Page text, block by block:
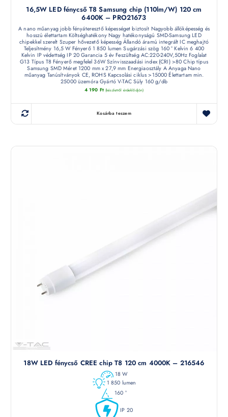
16,5W LED fénycső T8 Samsung chip (110lm/W) 120 cm
6400K – PRO21673
A nano műanyag jobb fényáteresztő képességet biztosít Nagyobb állóképesség és
hosszú élettartam Költséghatékony Nagy hatékonyságú SMD-Samsung LED
chipekkel szerelt Szuper hővezető képesség Állandó áramú integrált IC meghajtó
Teljesítmény 16,5 W Fényerő 1 850 lumen Sugárzási szög 160 ° Kelvin 6 400
Kelvin IP védettség IP 20 Garancia 5 év Feszültség AC:220-240V,50Hz Foglalat
G13 Típus T8 Fényerő megfelel 36W Színvisszaadási index (CRI) >80 Chip típus
Samsung SMD Méret 1200 mm x 27,9 mm Energiaosztály A Anyaga Nano
műanyag Tanúsítványok CE, ROHS Kapcsolási ciklus >15000 Élettartam min.
25000 üzemóra Gyártó V-TAC Súly 160 g/db
4 190 Ft (készletről érdeklődjön)
Kosárba teszem
18W LED fénycső CREE chip T8 120 cm 4000K – 216546
18 W
1 850 lumen
160 °
IP 20